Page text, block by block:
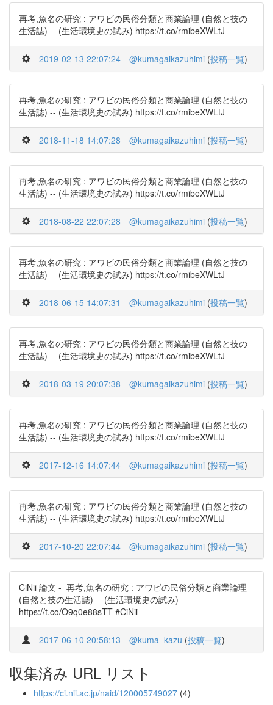
再考,魚名の研究 : アワビの民俗分類と商業論理 (自然と技の
生活誌) -- (生活環境史の試み) https://t.co/rmibeXWLtJ
2019-02-13 22:07:24 @kumagaikazuhimi (投稿一覧)
再考,魚名の研究 : アワビの民俗分類と商業論理 (自然と技の
生活誌) -- (生活環境史の試み) https://t.co/rmibeXWLtJ
2018-11-18 14:07:28 @kumagaikazuhimi (投稿一覧)
再考,魚名の研究 : アワビの民俗分類と商業論理 (自然と技の
生活誌) -- (生活環境史の試み) https://t.co/rmibeXWLtJ
2018-08-22 22:07:28 @kumagaikazuhimi (投稿一覧)
再考,魚名の研究 : アワビの民俗分類と商業論理 (自然と技の
生活誌) -- (生活環境史の試み) https://t.co/rmibeXWLtJ
2018-06-15 14:07:31 @kumagaikazuhimi (投稿一覧)
再考,魚名の研究 : アワビの民俗分類と商業論理 (自然と技の
生活誌) -- (生活環境史の試み) https://t.co/rmibeXWLtJ
2018-03-19 20:07:38 @kumagaikazuhimi (投稿一覧)
再考,魚名の研究 : アワビの民俗分類と商業論理 (自然と技の
生活誌) -- (生活環境史の試み) https://t.co/rmibeXWLtJ
2017-12-16 14:07:44 @kumagaikazuhimi (投稿一覧)
再考,魚名の研究 : アワビの民俗分類と商業論理 (自然と技の
生活誌) -- (生活環境史の試み) https://t.co/rmibeXWLtJ
2017-10-20 22:07:44 @kumagaikazuhimi (投稿一覧)
CiNii 論文 - 再考,魚名の研究 : アワビの民俗分類と商業論理
(自然と技の生活誌) -- (生活環境史の試み)
https://t.co/O9q0e88sTT #CiNii
2017-06-10 20:58:13 @kuma_kazu (投稿一覧)
収集済み URL リスト
https://ci.nii.ac.jp/naid/120005749027 (4)